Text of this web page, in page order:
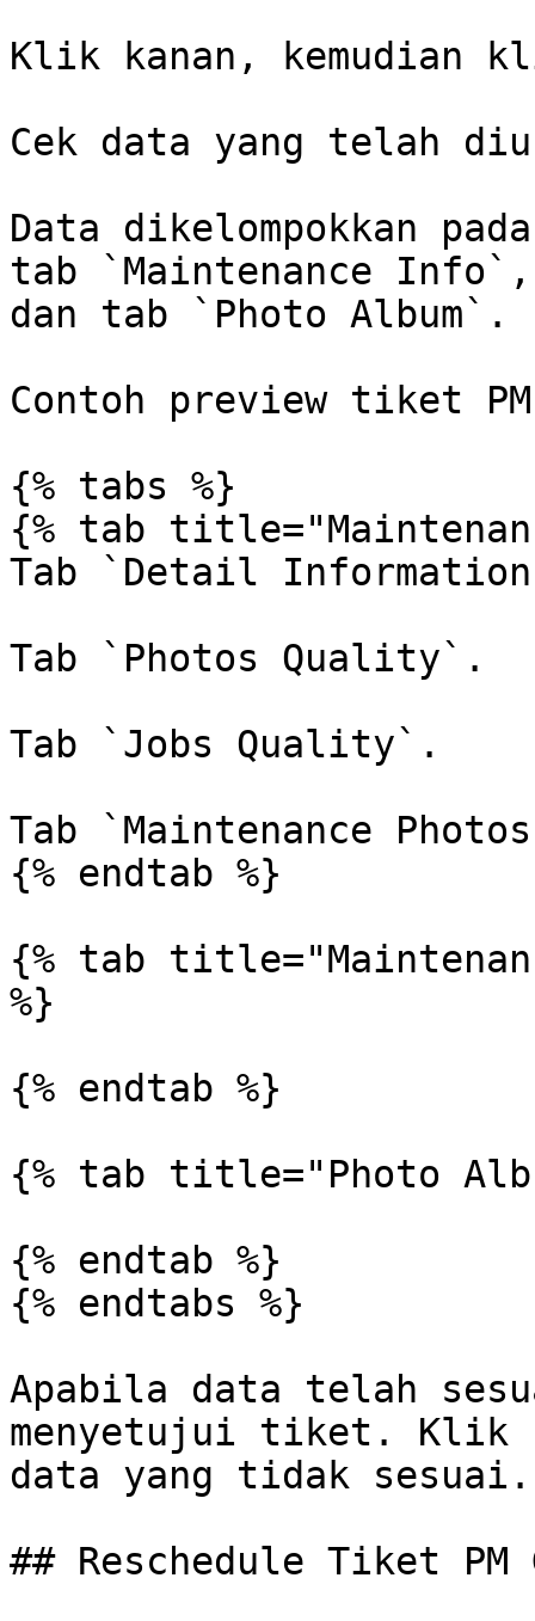
Klik kanan, kemudian
Cek data yang telah
Data dikelompokkan
tab `Maintenance
dan tab `Photo Album`.
Contoh preview tiket
{% tabs %}
{% tab
Tab `Detail
Tab `Photos Quality`.
Tab `Jobs Quality`.
Tab `Maintenance
{% endtab %}
{% tab
%}
{% endtab %}
{% tab title="Photo
{% endtab %}
{% endtabs %}
Apabila data telah
menyetujui tiket. Klik
data yang tidak sesuai.
## Reschedule Tiket PM